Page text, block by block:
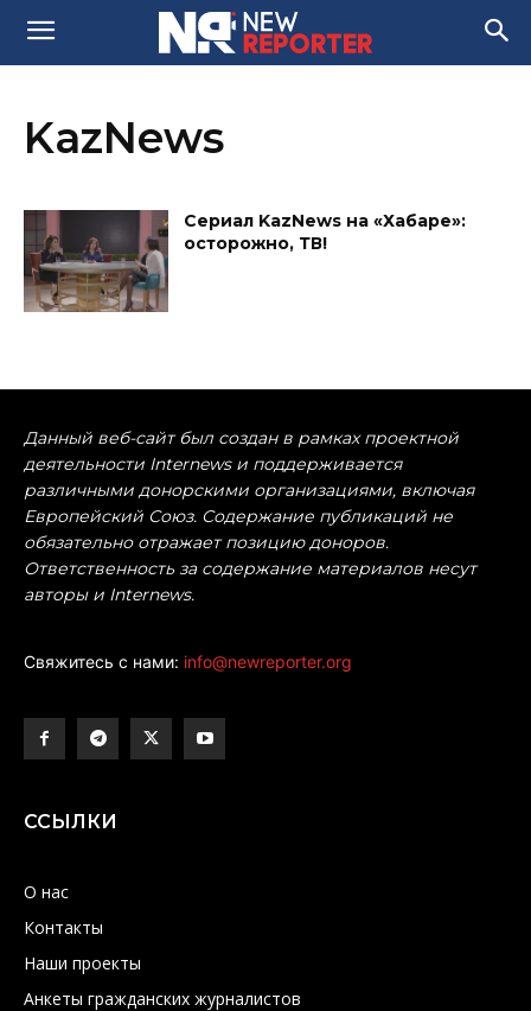
KazNews
Сериал KazNews на «Хабаре»:
осторожно, ТВ!
Данный веб-сайт был создан в рамках проектной
деятельности Internews и поддерживается
различными донорскими организациями, включая
Европейский Союз. Содержание публикаций не
обязательно отражает позицию доноров.
Ответственность за содержание материалов несут
авторы и Internews.
Свяжитесь с нами: info@newreporter.org
ССЫЛКИ
О нас
Контакты
Наши проекты
Анкеты гражданских журналистов